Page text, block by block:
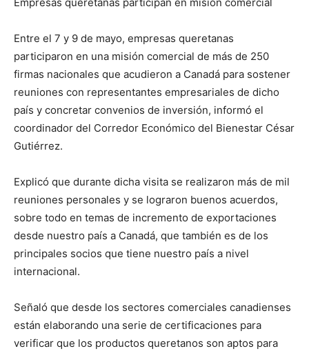
Entre el 7 y 9 de mayo, empresas queretanas
participaron en una misión comercial de más de 250
firmas nacionales que acudieron a Canadá para sostener
reuniones con representantes empresariales de dicho
país y concretar convenios de inversión, informó el
coordinador del Corredor Económico del Bienestar César
Gutiérrez.
Explicó que durante dicha visita se realizaron más de mil
reuniones personales y se lograron buenos acuerdos,
sobre todo en temas de incremento de exportaciones
desde nuestro país a Canadá, que también es de los
principales socios que tiene nuestro país a nivel
internacional.
Señaló que desde los sectores comerciales canadienses
están elaborando una serie de certificaciones para
verificar que los productos queretanos son aptos para